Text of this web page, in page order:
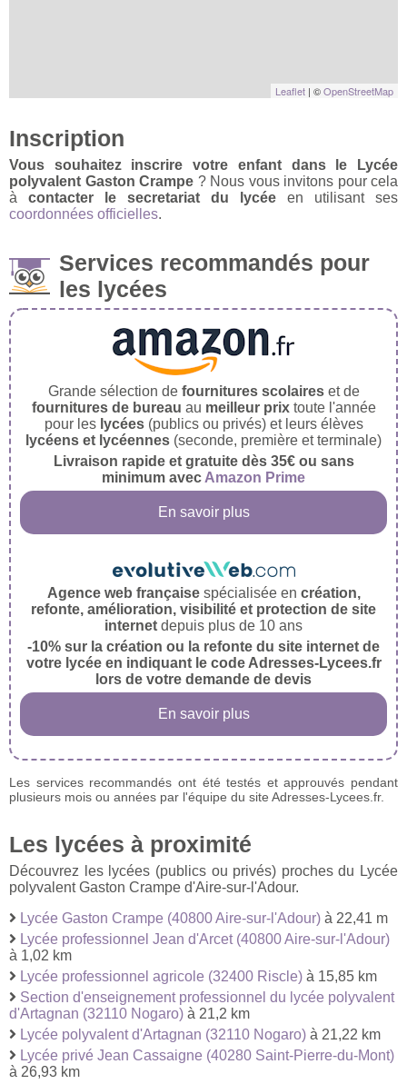
Leaflet | ©OpenStreetMap
Inscription
Vous souhaitez inscrire votre enfant dans le Lycée
polyvalent Gaston Crampe ? Nous vous invitons pour cela
à contacter le secretariat du lycée en utilisant ses
coordonnées officielles.
Services recommandés pour
les lycées
Grande sélection de fournitures scolaireset de
fournitures de bureau au meilleur prixtoute l'année
pour les lycées(publics ou privés) et leurs élèves
lycéens et lycéennes (seconde, première et terminale)
Livraison rapide et gratuite dès 35€ ou sans
minimum avec Amazon Prime
En savoir plus
Agence web françaisespécialisée en création,
refonte, amélioration, visibilité et protection de site
internet depuis plus de 10 ans
-10% sur la création ou la refonte du site internet de
votre lycée en indiquant le code Adresses-Lycees.fr
lors de votre demande de devis
En savoir plus
Les services recommandés ont été testés et approuvés pendant
plusieurs mois ou années par l'équipe du site Adresses-Lycees.fr.
Les lycées à proximité
Découvrez les lycées (publics ou privés) proches du Lycée
polyvalent Gaston Crampe d'Aire-sur-l'Adour.
Lycée Gaston Crampe (40800 Aire-sur-l'Adour) à 22,41 m
Lycée professionnel Jean d'Arcet (40800 Aire-sur-l'Adour)
à 1,02 km
Lycée professionnel agricole (32400 Riscle) à 15,85 km
Section d'enseignement professionnel du lycée polyvalent
d'Artagnan (32110 Nogaro) à 21,2 km
Lycée polyvalent d'Artagnan (32110 Nogaro) à 21,22 km
Lycée privé Jean Cassaigne (40280 Saint-Pierre-du-Mont)
à 26,93 km